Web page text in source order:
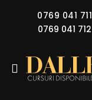
0769 041 711
0769 041 712